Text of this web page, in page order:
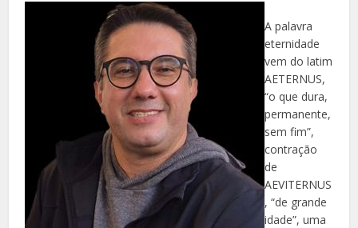
A palavra
eternidade
vem do latim
AETERNUS,
“o que dura,
permanente,
sem fim”,
contração
de
AEVITERNUS
, “de grande
idade”, uma